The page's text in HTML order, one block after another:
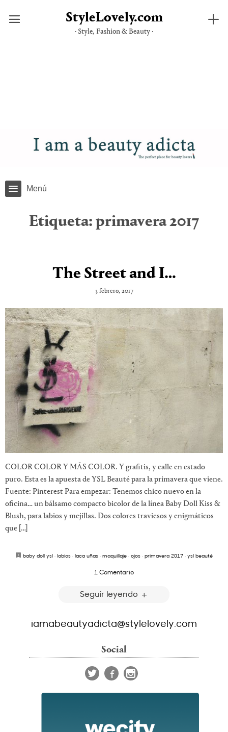
StyleLovely.com
· Style, Fashion & Beauty ·
Menú
Etiqueta: primavera 2017
The Street and I…
3 febrero, 2017
COLOR COLOR Y MÁS COLOR. Y grafitis, y calle en estado
puro. Esta es la apuesta de YSL Beauté para la primavera que viene.
Fuente: Pinterest Para empezar: Tenemos chico nuevo en la
oficina… un bálsamo compacto bicolor de la línea Baby Doll Kiss &
Blush, para labios y mejillas. Dos colores traviesos y enigmáticos
que […]
baby doll ysl · labios · laca uñas · maquillaje · ojos · primavera 2017 · ysl beauté
1 Comentario
Seguir leyendo
iamabeautyadicta@stylelovely.com
Social